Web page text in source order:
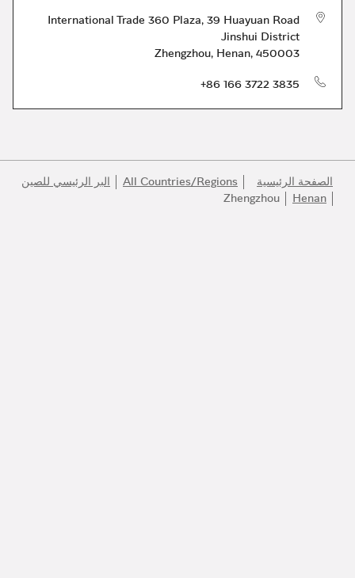
International Trade 360 Plaza, 39 Huayuan Road
Jinshui District
Zhengzhou, Henan, 450003
+86 166 3722 3835
الصفحة الرئيسية All Countries/Regions
البر الرئيسي للصين
Henan
Zhengzhou